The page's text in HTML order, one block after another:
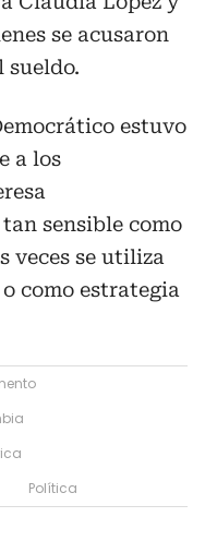
se acusaron
sueldo.
estuvo
a los
sensible como
veces se utiliza
como estrategia
Política